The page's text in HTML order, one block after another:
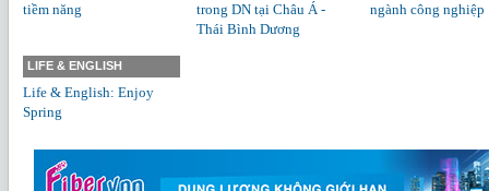
tiềm năng
trong DN tại Châu Á -
Thái Bình Dương
ngành công nghiệp
LIFE & ENGLISH
Life & English: Enjoy
Spring